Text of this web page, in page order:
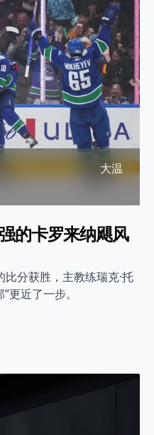
大温
的卡罗来纳飓风
分获胜，主教练瑞克·托
更近了一步。